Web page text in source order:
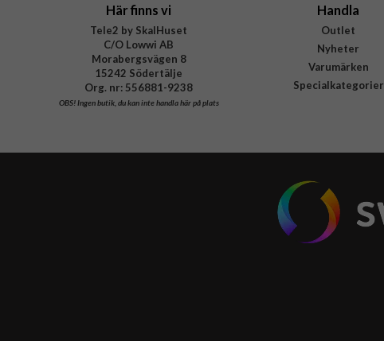
Här finns vi
Tele2 by SkalHuset
C/O Lowwi AB
Morabergsvägen 8
15242 Södertälje
Org. nr: 556881-9238
OBS!Ingen butik, du kan inte handla här på plats
Handla
Outlet
Nyheter
Varumärken
Specialkategorier